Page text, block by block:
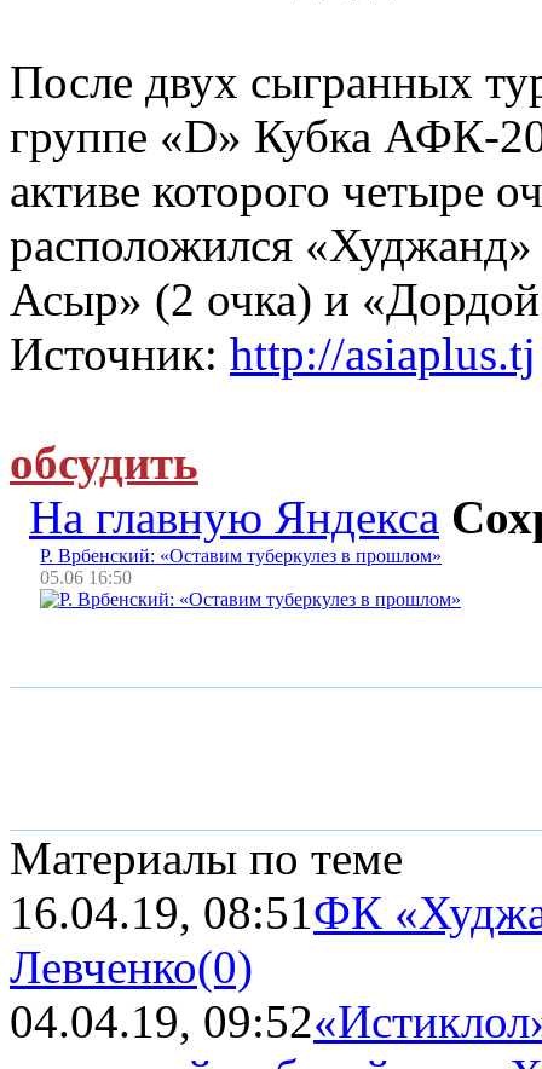
После двух сыгранных
группе «D» Кубка АФК-
активе которого четыре
расположился
Асыр» (2 очка) и
Источник: http://asiaplus.tj
обсудить
На главную Яндекса
Р. Врбенский: «Оставим туберкулез в прошлом»
05.06 16:50
Материалы по теме
16.04.19, 08:51ФК
Левченко(0)
04.04.19, 09:52